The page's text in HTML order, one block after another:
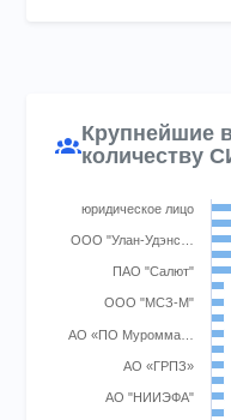
Крупнейшие
количеству
Bar chart with 21 bars.
View as data table,
The chart has 1 X
The chart has 1 Y
юридическое лицо
ООО "Улан-Удэнс…
ПАО "Салют"
ООО "МСЗ-М"
АО «ПО Муромма…
АО «ГРПЗ»
АО "НИИЭФА"